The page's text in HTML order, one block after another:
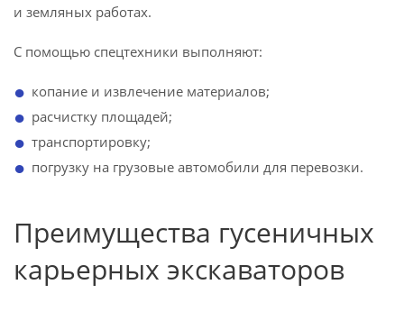
и земляных работах.
С помощью спецтехники выполняют:
копание и извлечение материалов;
расчистку площадей;
транспортировку;
погрузку на грузовые автомобили для перевозки.
Преимущества гусеничных
карьерных экскаваторов